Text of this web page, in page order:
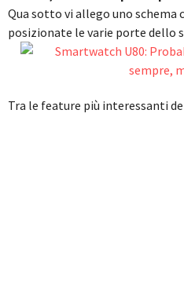
Qua sotto vi allego uno schema
posizionate le varie porte dello
Tra le feature più interessanti